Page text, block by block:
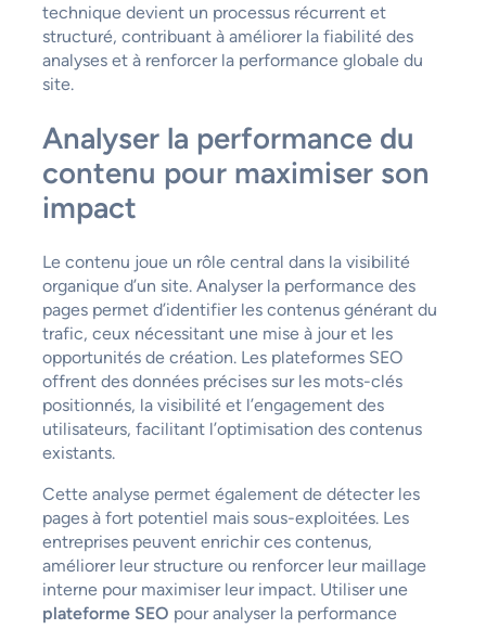
technique devient un processus récurrent et
structuré, contribuant à améliorer la fiabilité des
analyses et à renforcer la performance globale du
site.
Analyser la performance du
contenu pour maximiser son
impact
Le contenu joue un rôle central dans la visibilité
organique d’un site. Analyser la performance des
pages permet d’identifier les contenus générant du
trafic, ceux nécessitant une mise à jour et les
opportunités de création. Les plateformes SEO
offrent des données précises sur les mots-clés
positionnés, la visibilité et l’engagement des
utilisateurs, facilitant l’optimisation des contenus
existants.
Cette analyse permet également de détecter les
pages à fort potentiel mais sous-exploitées. Les
entreprises peuvent enrichir ces contenus,
améliorer leur structure ou renforcer leur maillage
interne pour maximiser leur impact. Utiliser une
plateforme SEO pour analyser la performance